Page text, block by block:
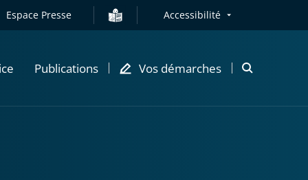
Espace Presse Accessibilité
Publications Vos démarches
Ouvrir